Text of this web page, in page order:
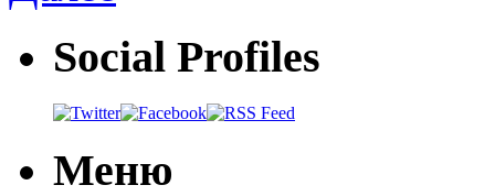
Social Profiles
Меню